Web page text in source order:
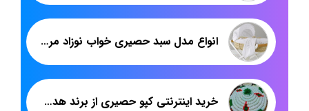
انواع مدل سبد حصیری خواب نوزاد مربع
خرید اینترنتی کپو حصیری از برند هدیکا: راهنمای کامل